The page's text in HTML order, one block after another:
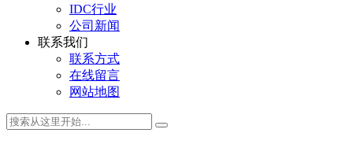
IDC行业
公司新闻
联系我们
联系方式
在线留言
网站地图